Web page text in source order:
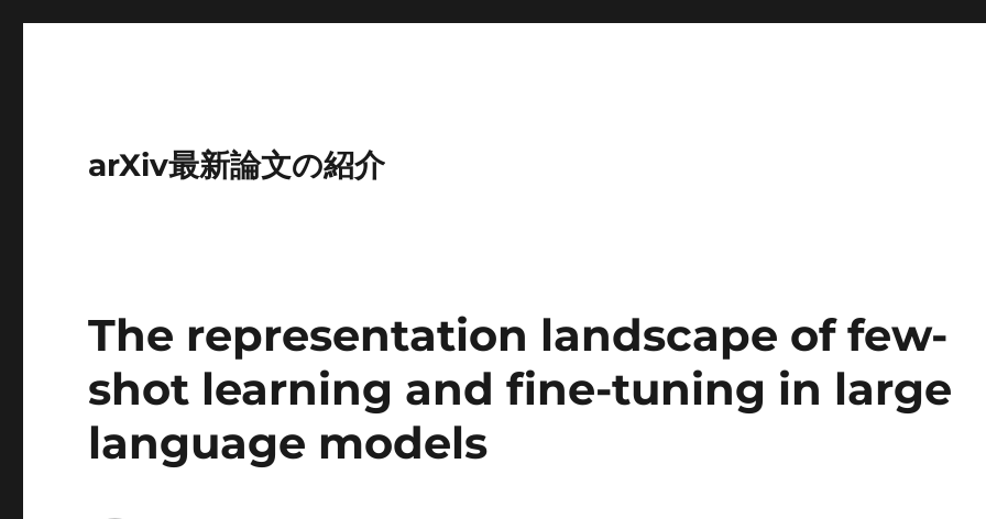
arXiv最新論文の紹介
The representation landscape of few-
shot learning and fine-tuning in large
language models